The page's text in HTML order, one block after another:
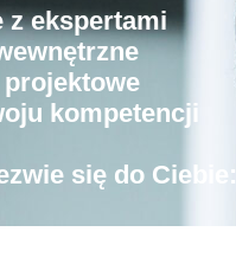
z ekspertami
kompetencji
się do Ciebie: